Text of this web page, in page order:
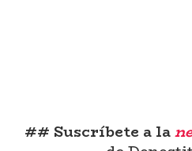
## Suscríbete a la